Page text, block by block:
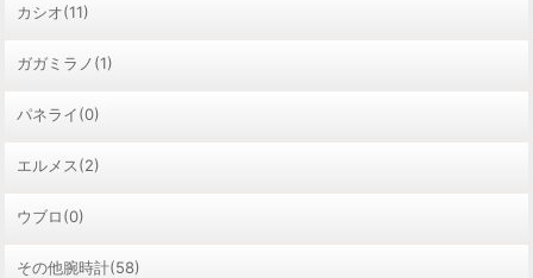
カシオ(11)
ガガミラノ(1)
パネライ(0)
エルメス(2)
ウブロ(0)
その他腕時計(58)